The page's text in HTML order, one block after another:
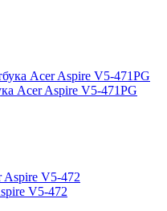
Acer Aspire V5-471PG
V5-472